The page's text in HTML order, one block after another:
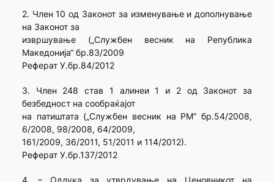
2. Член 10 од Законот за изменување и дополнување
на Законот за
извршување („Службен весник на Република
Македонија“ бр.83/2009
Реферат У.бр.84/2012
3. Член 248 став 1 aлинеи 1 и 2 од Законот за
безбедност на сообра­ќајот
на патиштата („Службен весник на РМ“ бр.54/2008,
6/2008, 98/2008, 64/2009,
161/2009, 36/2011, 51/2011 и 114/2012).
Реферат У.бр.137/2012